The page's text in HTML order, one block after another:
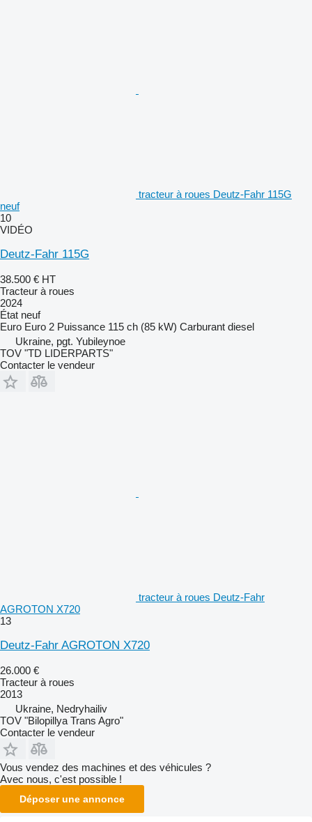
tracteur à roues Deutz-Fahr 115G
neuf
10
VIDÉO
Deutz-Fahr 115G
38.500 € HT
Tracteur à roues
2024
État neuf
Euro Euro 2 Puissance 115 ch (85 kW) Carburant diesel
Ukraine, pgt. Yubileynoe
TOV "TD LIDERPARTS"
Contacter le vendeur
tracteur à roues Deutz-Fahr
AGROTON X720
13
Deutz-Fahr AGROTON X720
26.000 €
Tracteur à roues
2013
Ukraine, Nedryhailiv
TOV "Bilopillya Trans Agro"
Contacter le vendeur
Vous vendez des machines et des véhicules ?
Avec nous, c'est possible !
Déposer une annonce